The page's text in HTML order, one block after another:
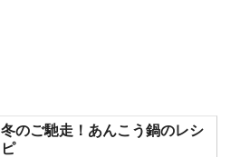
冬のご馳走！あんこう鍋のレシ
ピ